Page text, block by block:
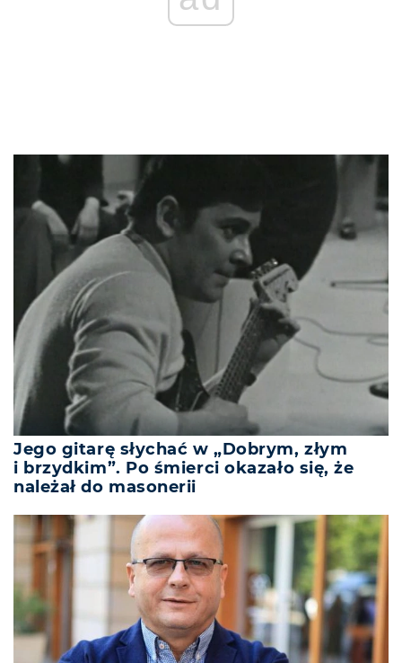
Jego gitarę słychać w „Dobrym, złym
i brzydkim”. Po śmierci okazało się, że
należał do masonerii